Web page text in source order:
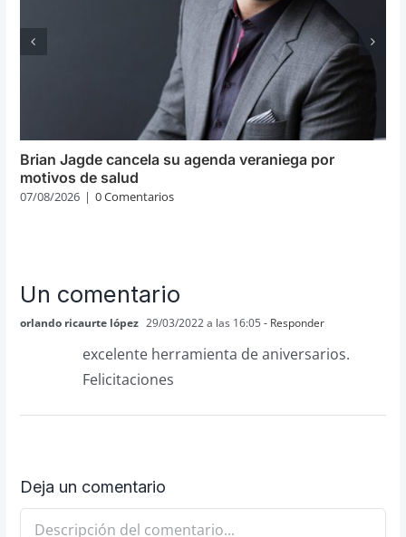
Brian Jagde cancela su agenda veraniega por
motivos de salud
07/08/2026 | 0 Comentarios
Un comentario
orlando ricaurte lópez 29/03/2022 a las 16:05- Responder
excelente herramienta de aniversarios.
Felicitaciones
Deja un comentario
Comentario